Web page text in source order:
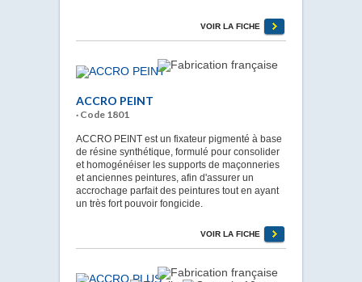
VOIR LA FICHE
ACCRO PEINT
· Code 1801
ACCRO PEINT est un fixateur pigmenté à base
de résine synthétique, formulé pour consolider
et homogénéiser les supports de maçonneries
et anciennes peintures, afin d'assurer un
accrochage parfait des peintures tout en ayant
un très fort pouvoir fongicide.
VOIR LA FICHE